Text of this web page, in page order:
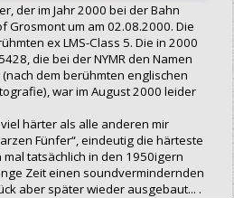
der im Jahr 2000 bei der Bahn
Grosmont um am 02.08.2000. Die
ex LMS-Class 5. Die in 2000
die bei der NYMR den Namen
dem berühmten englischen
war im August 2000 leider
härter als alle anderen mir
Fünfer“, eindeutig die härteste
mal tatsächlich in den 1950igern
Zeit einen soundvermindernden
aber später wieder ausgebaut... .